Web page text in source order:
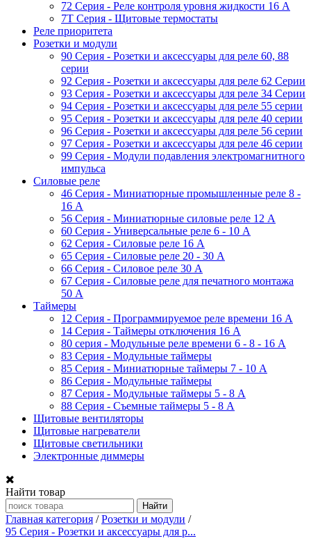
72 Серия - Реле контроля уровня жидкости 16 А
7T Серия - Щитовые термостаты
Реле приоритета
Розетки и модули
90 Серия - Розетки и аксессуары для реле 60, 88
cерии
92 Серия - Розетки и аксессуары для реле 62 Серии
93 Серия - Розетки и аксессуары для реле 34 Серии
94 Серия - Розетки и аксессуары для реле 55 серии
95 Серия - Розетки и аксессуары для реле 40 серии
96 Серия - Розетки и аксессуары для реле 56 cерии
97 Серия - Розетки и аксессуары для реле 46 cерии
99 Серия - Модули подавления электромагнитного
импульса
Силовые реле
46 Серия - Миниатюрные промышленные реле 8 -
16 A
56 Серия - Миниатюрные силовые реле 12 A
60 Серия - Универсальные реле 6 - 10 A
62 Серия - Силовые реле 16 A
65 Серия - Силовые реле 20 - 30 A
66 Серия - Силовое реле 30 A
67 Серия - Силовые реле для печатного монтажа
50 А
Таймеры
12 Серия - Программируемое реле времени 16 A
14 Серия - Таймеры отключения 16 A
80 серия - Модульные реле времени 6 - 8 - 16 A
83 Серия - Модульные таймеры
85 Серия - Миниатюрные таймеры 7 - 10 A
86 Серия - Модульные таймеры
87 Серия - Модульные таймеры 5 - 8 А
88 Серия - Съемные таймеры 5 - 8 A
Щитовые вентиляторы
Щитовые нагреватели
Щитовые светильники
Электронные диммеры
Найти товар
Главная категория / Розетки и модули /
95 Серия - Розетки и аксессуары для р...